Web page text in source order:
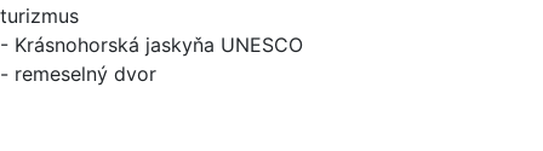
turizmus
- Krásnohorská jaskyňa UNESCO
- remeselný dvor